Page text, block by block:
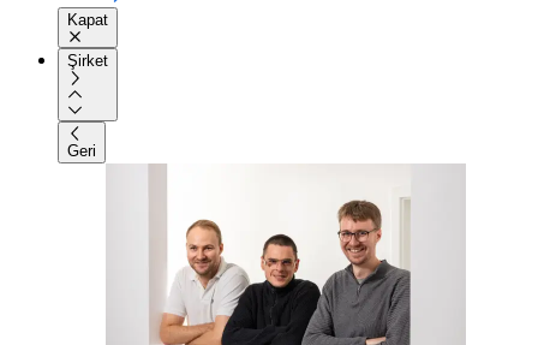
Kapat
Şirket
Geri